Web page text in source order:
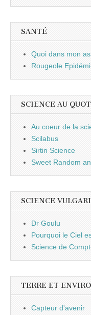
SANTÉ
Quoi dans mon
Rougeole
SCIENCE AU
Au coeur de la
Scilabus
Sirtin Science
Sweet Random
SCIENCE
Dr Goulu
Pourquoi le Ciel
Science de
TERRE ET
Capteur d'avenir